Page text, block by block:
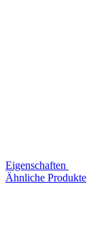
Eigenschaften
Ähnliche Produkte